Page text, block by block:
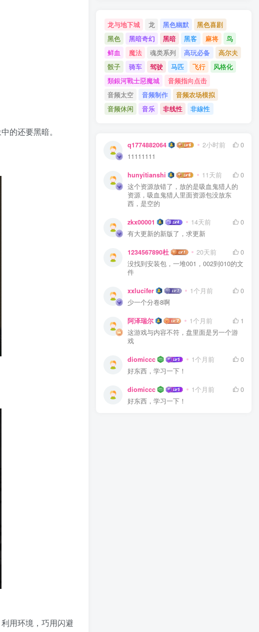
的还要黑暗。
用环境，巧用闪避
龙与地下城 龙 黑色幽默
黑色喜剧
黑色
黑暗奇幻 黑暗 黑客 麻将
鸟
鲜血
魔法 魂类系列 高玩必备
高尔夫
骰子
骑车 驾驶 马匹 飞行
风格化
類銀河戰士惡魔城
音频指向点击
音频太空
音频制作
音频农场模拟
音频休闲
音乐 非线性 非線性
q1774882064 2小时前
0
11111111
hunyitianshi 11天前
0
这个资源放错了，放的是吸血鬼猎人的
资源，吸血鬼猎人里面资源包没放东
西，是空的
zkx00001 14天前
0
有大更新的新版了，求更新
1234567890杜 20天前
0
没找到安装包，一堆001，002到010的文
件
xxlucifer 1个月前
0
少一个分卷8啊
阿泽瑞尔 1个月前
1
这游戏与内容不符，盘里面是另一个游
戏
diomiccc 1个月前
0
好东西，学习一下！
diomiccc 1个月前
0
好东西，学习一下！